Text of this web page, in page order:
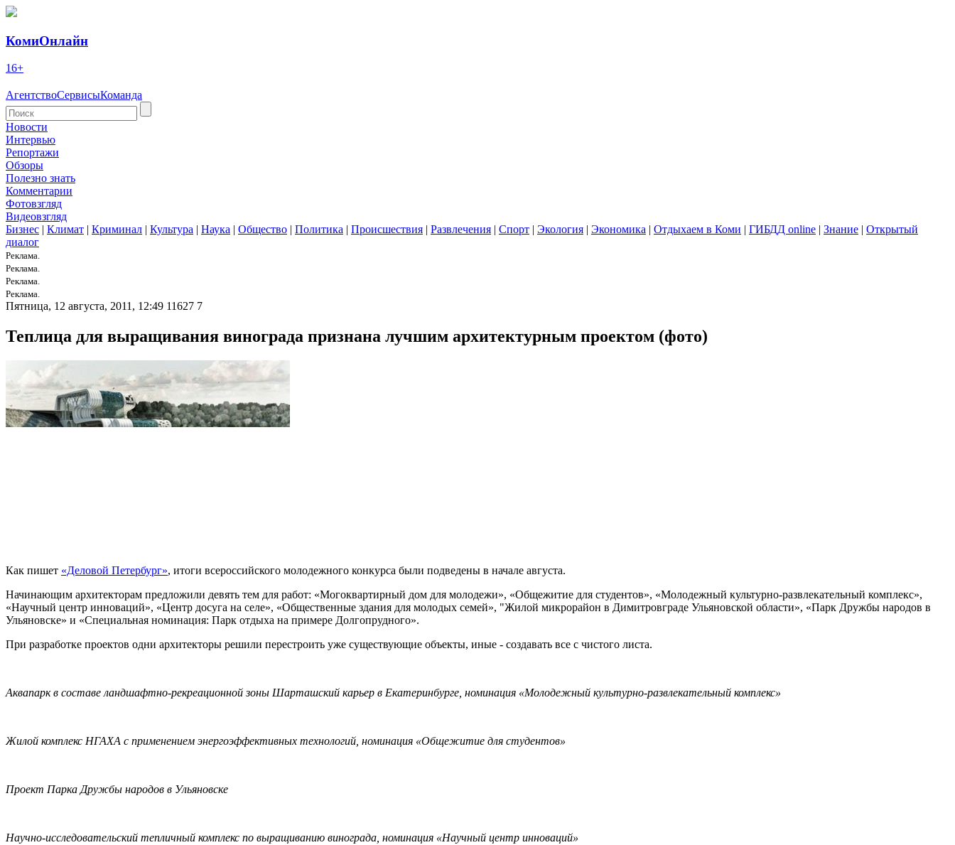
КомиОнлайн
16+
АгентствоСервисыКоманда
Новости
Интервью
Репортажи
Обзоры
Полезно знать
Комментарии
Фотовзгляд
Видеовзгляд
Бизнес | Климат | Криминал | Культура | Наука | Общество | Политика | Происшествия | Развлечения | Спорт | Экология | Экономика | Отдыхаем в Коми | ГИБДД online | Знание | Открытый
диалог
Реклама.
Реклама.
Реклама.
Реклама.
Пятница, 12 августа, 2011, 12:49 11627 7
Теплица для выращивания винограда признана лучшим архитектурным проектом (фото)
Как пишет «Деловой Петербург», итоги всероссийского молодежного конкурса были подведены в начале августа.
Начинающим архитекторам предложили девять тем для работ: «Могоквартирный дом для молодежи», «Общежитие для студентов», «Молодежный культурно-развлекательный комплекс»,
«Научный центр инноваций», «Центр досуга на селе», «Общественные здания для молодых семей», "Жилой микрорайон в Димитровграде Ульяновской области», «Парк Дружбы народов в
Ульяновске» и «Специальная номинация: Парк отдыха на примере Долгопрудного».
При разработке проектов одни архитекторы решили перестроить уже существующие объекты, иные - создавать все с чистого листа.
Аквапарк в составе ландшафтно-рекреационной зоны Шарташский карьер в Екатеринбурге, номинация «Молодежный культурно-развлекательный комплекс»
Жилой комплекс НГАХА с применением энергоэффективных технологий, номинация «Общежитие для студентов»
Проект Парка Дружбы народов в Ульяновске
Научно-исследовательский тепличный комплекс по выращиванию винограда, номинация «Научный центр инноваций»